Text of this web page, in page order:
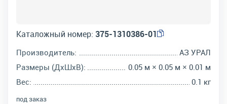
Каталожный номер: 375-1310386-01
Производитель:
АЗ УРАЛ
Размеры (ДхШхВ):
0.05 м × 0.05 м × 0.01 м
Вес:
0.1 кг
под заказ